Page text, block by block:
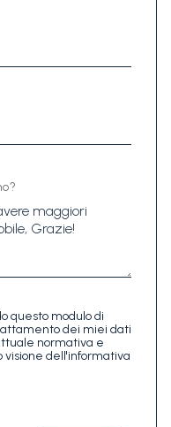
questo modulo di
dei miei dati
normativa e
visione dell'informativa